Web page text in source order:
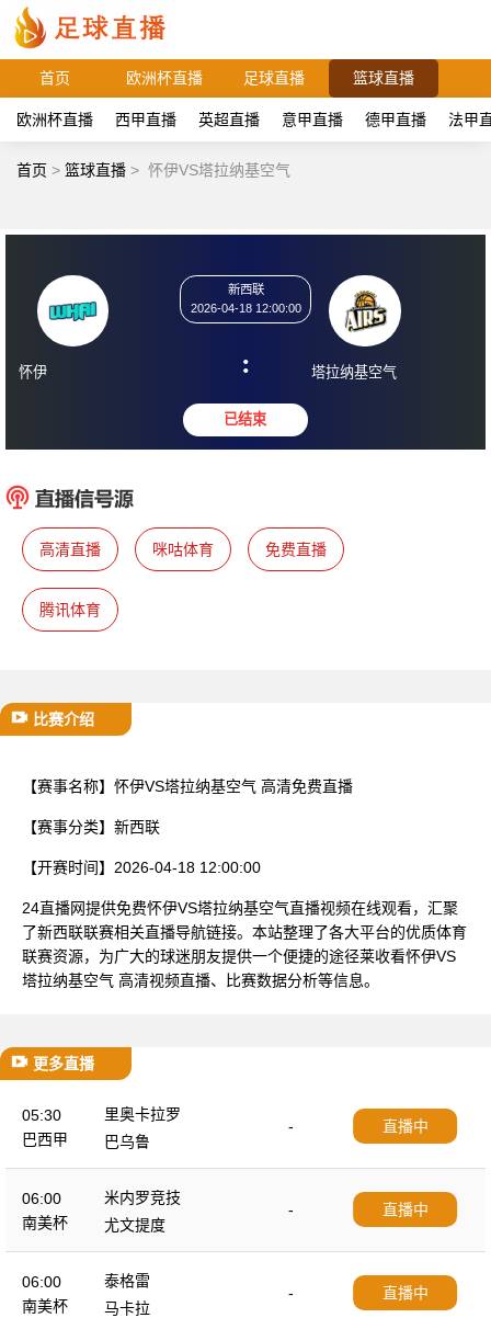
首页 欧洲杯直播 足球直播 篮球直播
欧洲杯直播 西甲直播 英超直播 意甲直播 德甲直播 法甲
首页 > 篮球直播 > 怀伊VS塔拉纳基空气
怀伊
2026-04-18 12:00:00
: 塔拉纳基空气
高清直播 咪咕体育 免费直播
腾讯体育
比赛介绍
【赛事名称】 怀伊VS塔拉纳基空气 高清免费直播
【赛事分类】 新西联
【开赛时间】 2026-04-18 12:00:00
24直播网提供免费怀伊VS塔拉纳基空气直播视频在线观看，汇聚
了新西联联赛相关直播导航链接。本站整理了各大平台的优质体育
联赛资源，为广大的球迷朋友提供一个便捷的途径莱收看怀伊VS
塔拉纳基空气 高清视频直播、比赛数据分析等信息。
更多直播
05:30
巴西甲
里奥卡拉罗
-
巴乌鲁
直播中
06:00
南美杯
米内罗竞技
-
尤文提度
直播中
06:00
南美杯
泰格雷
-
马卡拉
直播中